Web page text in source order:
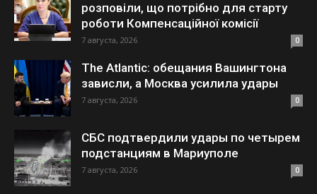
розповіли, що потрібно для старту
роботи Компенсаційної комісії
7 августа, 2026 0
The Atlantic: обещания Вашингтона
зависли, а Москва усилила удары
7 августа, 2026 0
СБС подтвердили удары по четырем
подстанциям в Мариуполе
7 августа, 2026 0